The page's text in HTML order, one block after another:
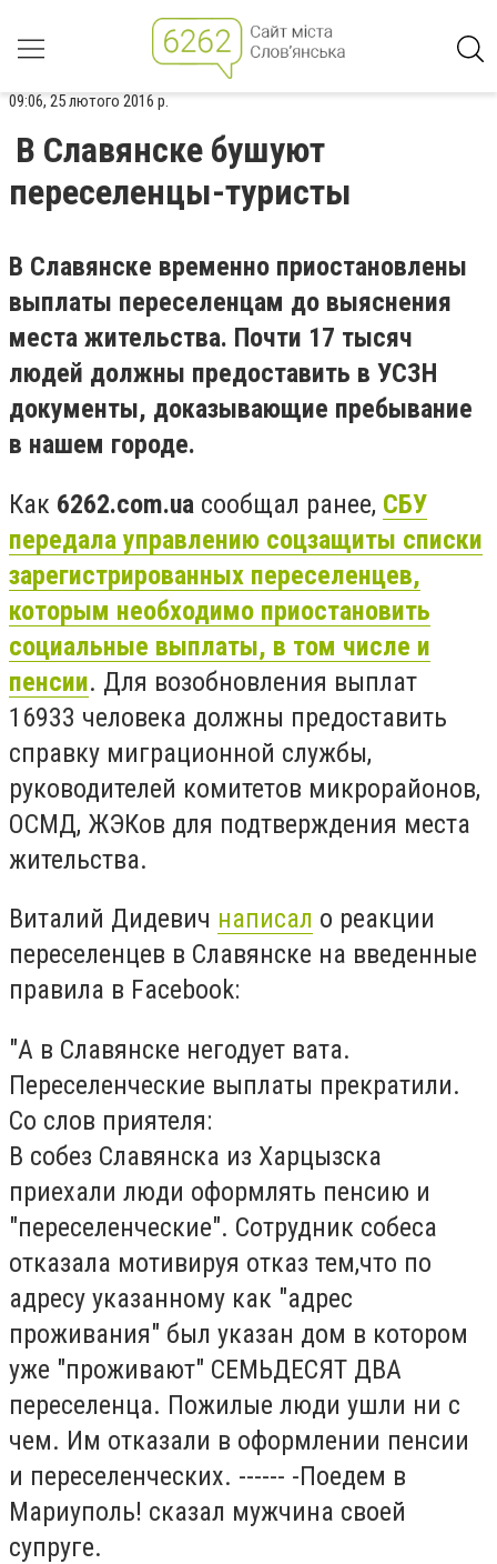
09:06, 25 лютого 2016 р.
В Славянске бушуют
переселенцы-туристы
В Славянске временно приостановлены
выплаты переселенцам до выяснения
места жительства. Почти 17 тысяч
людей должны предоставить в УСЗН
документы, доказывающие пребывание
в нашем городе.
Как 6262.com.ua сообщал ранее, СБУ
передала управлению соцзащиты списки
зарегистрированных переселенцев,
которым необходимо приостановить
социальные выплаты, в том числе и
пенсии. Для возобновления выплат
16933 человека должны предоставить
справку миграционной службы,
руководителей комитетов микрорайонов,
ОСМД, ЖЭКов для подтверждения места
жительства.
Виталий Дидевич написал о реакции
переселенцев в Славянске на введенные
правила в Facebook:
"А в Славянске негодует вата.
Переселенческие выплаты прекратили.
Со слов приятеля:
В собез Славянска из Харцызска
приехали люди оформлять пенсию и
"переселенческие". Сотрудник собеса
отказала мотивируя отказ тем,что по
адресу указанному как "адрес
проживания" был указан дом в котором
уже "проживают" СЕМЬДЕСЯТ ДВА
переселенца. Пожилые люди ушли ни с
чем. Им отказали в оформлении пенсии
и переселенческих. ------ -Поедем в
Мариуполь! сказал мужчина своей
супруге.